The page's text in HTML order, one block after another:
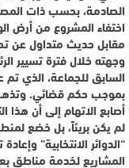
الصادمة، بحسب ذات
اختفاء المشروع من أرض
مقابل حديث متداول عن
وجهته خلال فترة تسيير
السابق للجماعة، الذي تم
بموجب حكم قضائي.
أصابع الاتهام إلى أن هذا
لم يكن بريئاً، بل خضع
“الدوائر الانتخابية”
المشاريع لخدمة مناطق